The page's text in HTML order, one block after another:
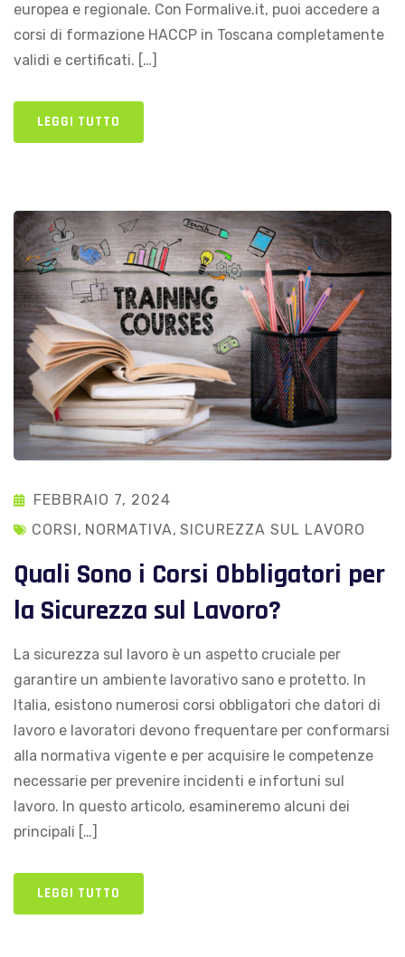
europea e regionale. Con Formalive.it, puoi accedere a
corsi di formazione HACCP in Toscana completamente
validi e certificati. […]
LEGGI TUTTO
FEBBRAIO 7, 2024
CORSI, NORMATIVA, SICUREZZA SUL LAVORO
Quali Sono i Corsi Obbligatori per
la Sicurezza sul Lavoro?
La sicurezza sul lavoro è un aspetto cruciale per
garantire un ambiente lavorativo sano e protetto. In
Italia, esistono numerosi corsi obbligatori che datori di
lavoro e lavoratori devono frequentare per conformarsi
alla normativa vigente e per acquisire le competenze
necessarie per prevenire incidenti e infortuni sul
lavoro. In questo articolo, esamineremo alcuni dei
principali […]
LEGGI TUTTO